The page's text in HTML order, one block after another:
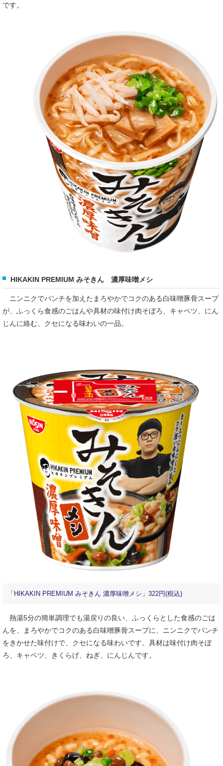
です。
HIKAKIN PREMIUM みそきん 濃厚味噌メシ
ニンニクでパンチを加えたまろやかでコクのある白味噌豚骨スープ
が、ふっくら食感のごはんや具材の味付け肉そぼろ、キャベツ、にん
じんに絡む、クセになる味わいの一品。
「HIKAKIN PREMIUM みそきん 濃厚味噌メシ」322円(税込)
熱湯5分の簡単調理でも湯戻りの良い、ふっくらとした食感のごは
んを、まろやかでコクのある白味噌豚骨スープに、ニンニクでパンチ
をきかせた味付けで、クセになる味わいです。具材は味付け肉そぼ
ろ、キャベツ、きくらげ、ねぎ、にんじんです。